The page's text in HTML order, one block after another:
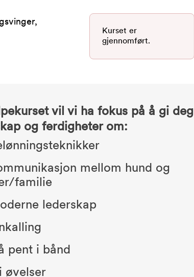
Kurset er
gjennomført.
vil vi ha fokus på å gi deg
og ferdigheter om:
mellom hund og
familie
lederskap
pent i bånd
øvelser